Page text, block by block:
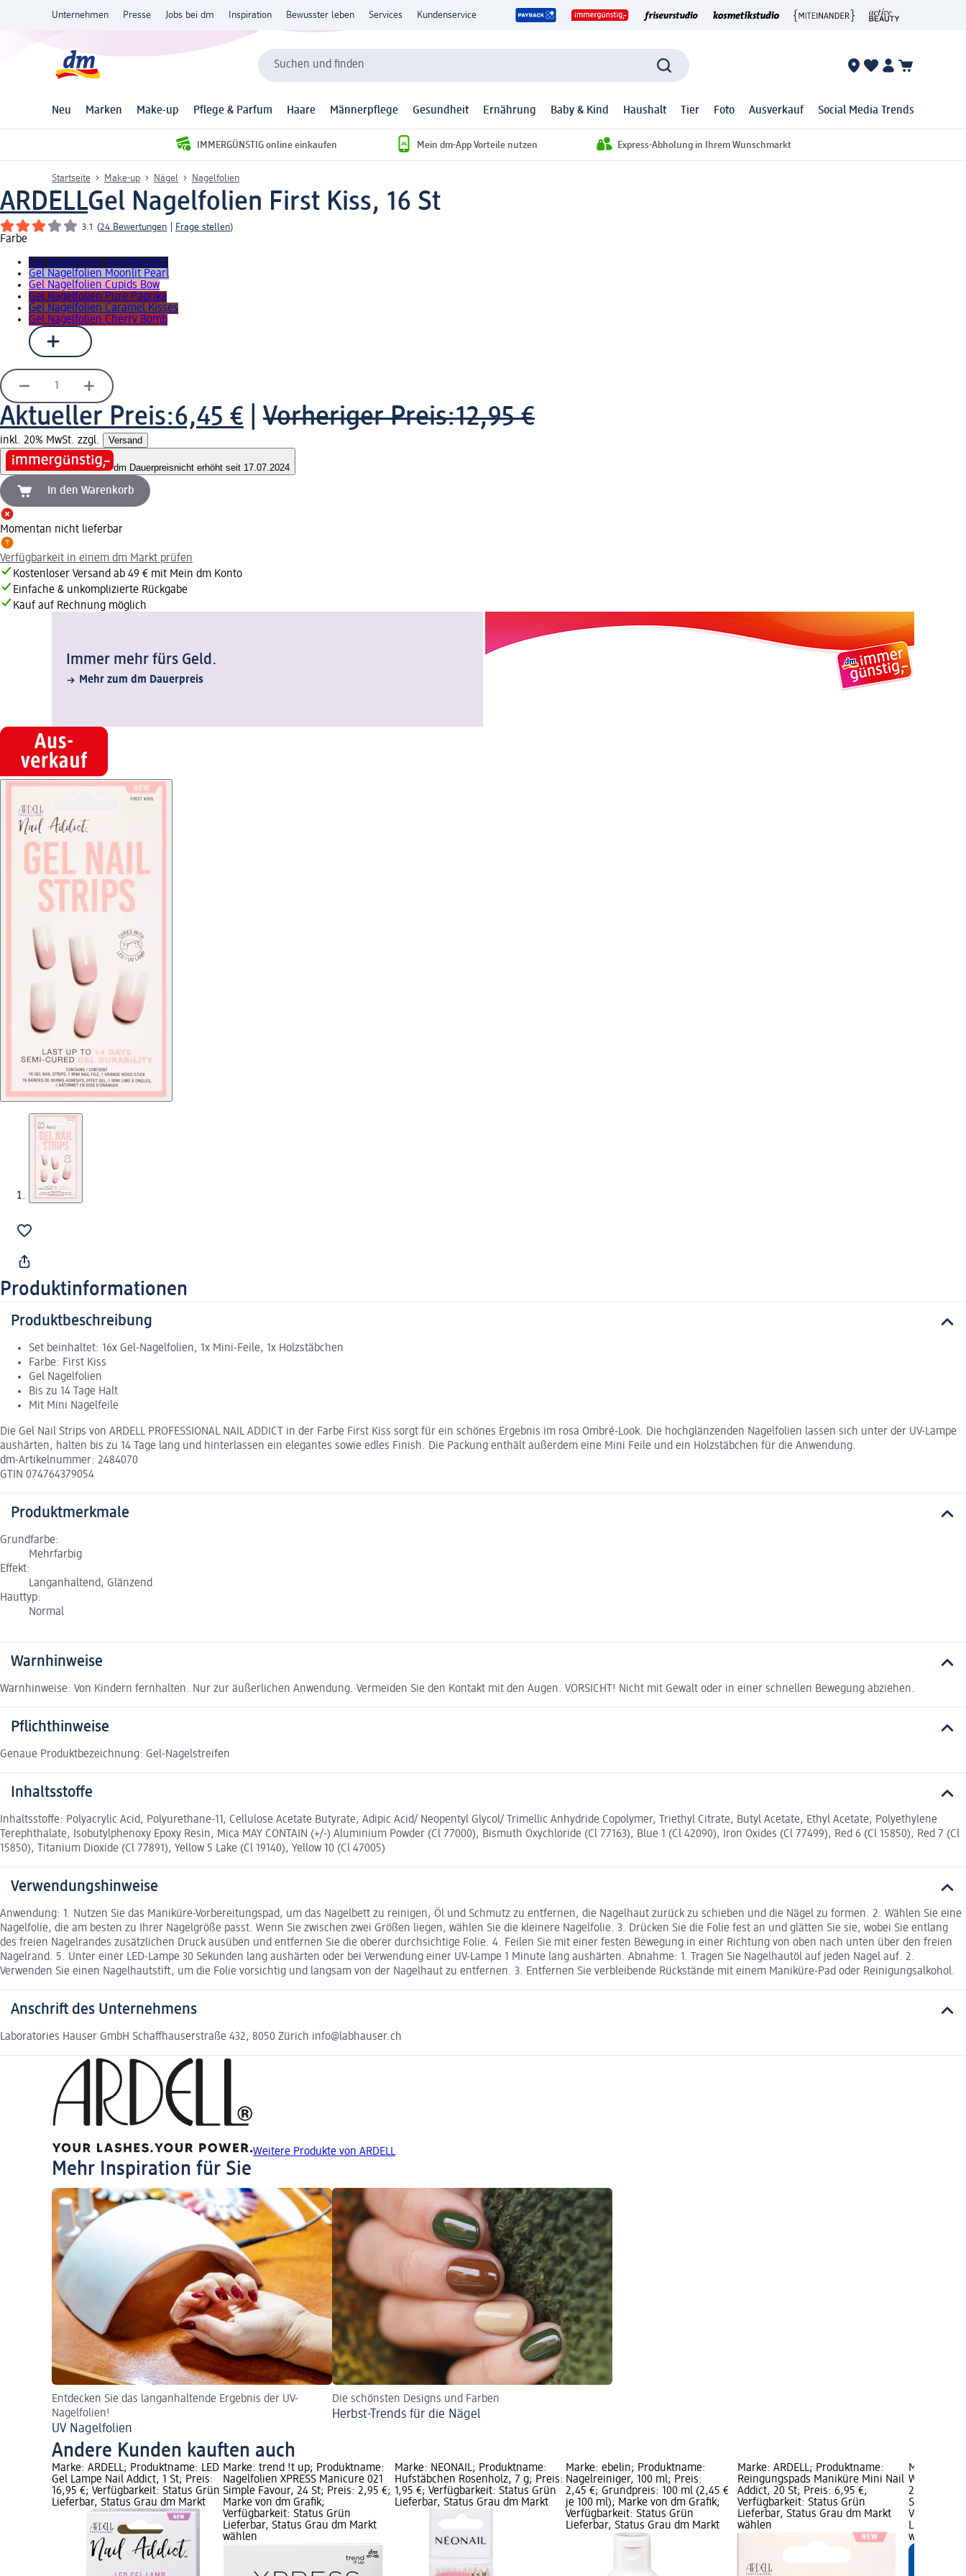
Unternehmen Presse Jobs bei dm Inspiration Bewusster leben Services Kundenservice
Suchen und finden
Neu Marken Make-up Pflege & Parfum Haare Männerpflege Gesundheit Ernährung Baby & Kind Haushalt Tier Foto Ausverkauf Social Media Trends
IMMERGÜNSTIG online einkaufen Mein dm-App Vorteile nutzen Express-Abholung in Ihrem Wunschmarkt
Startseite Make-up Nägel Nagelfolien
ARDELLGel Nagelfolien First Kiss, 16 St
3.1 (24 Bewertungen Frage stellen)
Farbe
Gel Nagelfolien Heartbreaker
Gel Nagelfolien Moonlit Pearl
Gel Nagelfolien Cupids Bow
Gel Nagelfolien Pure Paprika
Gel Nagelfolien Caramel Kisses
Gel Nagelfolien Cherry Bomb
Aktueller Preis:6,45 € Vorheriger Preis:12,95 €
inkl. 20% MwSt. zzgl. Versand
dm Dauerpreisnicht erhöht seit 17.07.2024
In den Warenkorb
Momentan nicht lieferbar
Verfügbarkeit in einem dm Markt prüfen
Kostenloser Versand ab 49 € mit Mein dm Konto
Einfache & unkomplizierte Rückgabe
Kauf auf Rechnung möglich
Immer mehr fürs Geld.
Mehr zum dm Dauerpreis
Produktinformationen
Produktbeschreibung
Set beinhaltet: 16x Gel-Nagelfolien, 1x Mini-Feile, 1x Holzstäbchen
Farbe: First Kiss
Gel Nagelfolien
Bis zu 14 Tage Halt
Mit Mini Nagelfeile
Die Gel Nail Strips von ARDELL PROFESSIONAL NAIL ADDICT in der Farbe First Kiss sorgt für ein schönes Ergebnis im rosa Ombré-Look. Die hochglänzenden Nagelfolien lassen sich unter der UV-Lampe
aushärten, halten bis zu 14 Tage lang und hinterlassen ein elegantes sowie edles Finish. Die Packung enthält außerdem eine Mini Feile und ein Holzstäbchen für die Anwendung.
dm-Artikelnummer: 2484070
GTIN 074764379054
Produktmerkmale
Grundfarbe:
Mehrfarbig
Effekt:
Langanhaltend, Glänzend
Hauttyp:
Normal
Warnhinweise
Warnhinweise: Von Kindern fernhalten. Nur zur äußerlichen Anwendung. Vermeiden Sie den Kontakt mit den Augen. VORSICHT! Nicht mit Gewalt oder in einer schnellen Bewegung abziehen.
Pflichthinweise
Genaue Produktbezeichnung: Gel-Nagelstreifen
Inhaltsstoffe
Inhaltsstoffe: Polyacrylic Acid, Polyurethane-11, Cellulose Acetate Butyrate, Adipic Acid/ Neopentyl Glycol/ Trimellic Anhydride Copolymer, Triethyl Citrate, Butyl Acetate, Ethyl Acetate, Polyethylene
Terephthalate, Isobutylphenoxy Epoxy Resin, Mica MAY CONTAIN (+/-) Aluminium Powder (Cl 77000), Bismuth Oxychloride (Cl 77163), Blue 1 (Cl 42090), Iron Oxides (Cl 77499), Red 6 (Cl 15850), Red 7 (Cl
15850), Titanium Dioxide (Cl 77891), Yellow 5 Lake (Cl 19140), Yellow 10 (Cl 47005)
Verwendungshinweise
Anwendung: 1. Nutzen Sie das Maniküre-Vorbereitungspad, um das Nagelbett zu reinigen, Öl und Schmutz zu entfernen, die Nagelhaut zurück zu schieben und die Nägel zu formen. 2. Wählen Sie eine
Nagelfolie, die am besten zu Ihrer Nagelgröße passt. Wenn Sie zwischen zwei Größen liegen, wählen Sie die kleinere Nagelfolie. 3. Drücken Sie die Folie fest an und glätten Sie sie, wobei Sie entlang
des freien Nagelrandes zusätzlichen Druck ausüben und entfernen Sie die oberer durchsichtige Folie. 4. Feilen Sie mit einer festen Bewegung in einer Richtung von oben nach unten über den freien
Nagelrand. 5. Unter einer LED-Lampe 30 Sekunden lang aushärten oder bei Verwendung einer UV-Lampe 1 Minute lang aushärten. Abnahme: 1. Tragen Sie Nagelhautöl auf jeden Nagel auf. 2.
Verwenden Sie einen Nagelhautstift, um die Folie vorsichtig und langsam von der Nagelhaut zu entfernen. 3. Entfernen Sie verbleibende Rückstände mit einem Maniküre-Pad oder Reinigungsalkohol.
Anschrift des Unternehmens
Laboratories Hauser GmbH Schaffhauserstraße 432, 8050 Zürich info@labhauser.ch
Weitere Produkte von ARDELL
Mehr Inspiration für Sie
Entdecken Sie das langanhaltende Ergebnis der UV-
Nagelfolien!
UV Nagelfolien
Die schönsten Designs und Farben
Herbst-Trends für die Nägel
Andere Kunden kauften auch
Marke: ARDELL; Produktname: LED
Gel Lampe Nail Addict, 1 St; Preis:
16,95 €; Verfügbarkeit: Status Grün
Lieferbar, Status Grau dm Markt
Marke: trend !t up; Produktname:
Nagelfolien XPRESS Manicure 021
Simple Favour, 24 St; Preis: 2,95 €;
Marke von dm Grafik;
Verfügbarkeit: Status Grün
Lieferbar, Status Grau dm Markt
wählen
Marke: NÉONAIL; Produktname:
Hufstäbchen Rosenholz, 7 g; Preis:
1,95 €; Verfügbarkeit: Status Grün
Lieferbar, Status Grau dm Markt
Marke: ebelin; Produktname:
Nagelreiniger, 100 ml; Preis:
2,45 €; Grundpreis: 100 ml (2,45 €
je 100 ml); Marke von dm Grafik;
Verfügbarkeit: Status Grün
Lieferbar, Status Grau dm Markt
Marke: ARDELL; Produktname:
Reingungspads Maniküre Mini Nail
Addict, 20 St; Preis: 6,95 €;
Verfügbarkeit: Status Grün
Lieferbar, Status Grau dm Markt
wählen
Marke:
2,25 €;
St); Marke
Lieferbar,
wählen